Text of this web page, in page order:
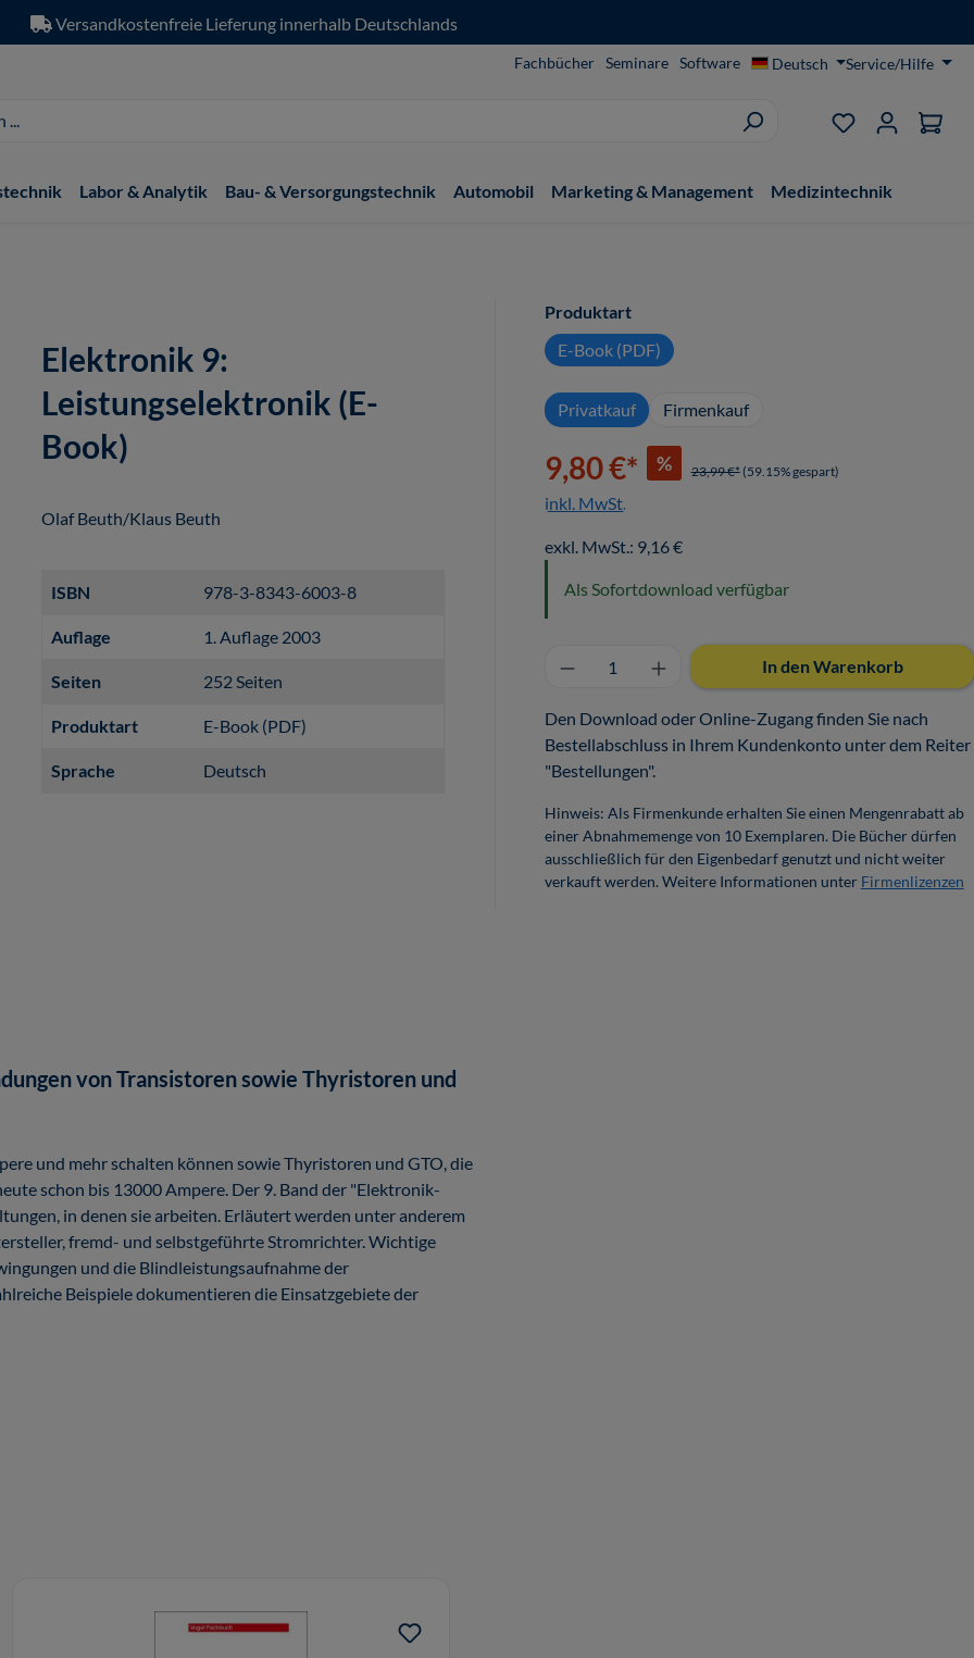
Versandkostenfreie Lieferung innerhalb Deutschlands
Fachbücher Seminare Software Deutsch Service/Hilfe
Du hast 0
Labor & Analytik Bau- & Versorgungstechnik Automobil Marketing & Management Medizintechnik
Elektronik 9:
Leistungselektronik (E-
Book)
Olaf Beuth/Klaus Beuth
ISBN 978-3-8343-6003-8
Auflage 1. Auflage 2003
Seiten 252 Seiten
Produktart E-Book (PDF)
Sprache Deutsch
Produktartauswählen
E-Book (PDF)
Privatkauf Firmenkauf
9,80 €* % 23,99 €* (59.15% gespart)
inkl. MwSt.
exkl. MwSt.: 9,16 €
Als Sofortdownload verfügbar
Produkt Anzahl: Gib denIn den Warenkorb
Den Download oder Online-Zugang finden Sie nach
Bestellabschluss in Ihrem Kundenkonto unter dem Reiter
"Bestellungen".
Hinweis: Als Firmenkunde erhalten Sie einen Mengenrabatt ab
einer Abnahmemenge von 10 Exemplaren. Die Bücher dürfen
ausschließlich für den Eigenbedarf genutzt und nicht weiter
verkauft werden. Weitere Informationen unter Firmenlizenzen
von Transistoren sowie Thyristoren und
und mehr schalten können sowie Thyristoren und GTO, die
schon bis 13000 Ampere. Der 9. Band der "Elektronik-
in denen sie arbeiten. Erläutert werden unter anderem
fremd- und selbstgeführte Stromrichter. Wichtige
und die Blindleistungsaufnahme der
Beispiele dokumentieren die Einsatzgebiete der